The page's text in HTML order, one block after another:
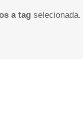
a tagselecionada.